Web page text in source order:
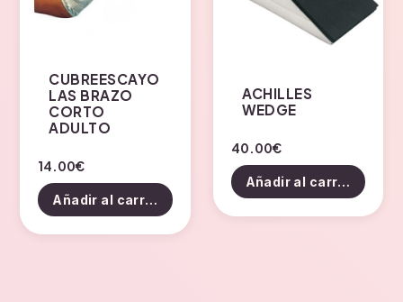
la
producto
de
producto
CUBREESCAYO
LAS BRAZO
CORTO
ADULTO
14.00€
Añadir al carrito
ACHILLES
WEDGE
40.00€
Añadir al carrito